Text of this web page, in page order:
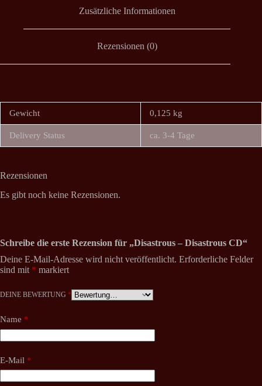
Zusätzliche Informationen
Rezensionen (0)
Gewicht 0,125 kg
Delivery Status ca. 3-4 Tage
Rezensionen
Es gibt noch keine Rezensionen.
Schreibe die erste Rezension für „Disastrous – Disastrous CD“
Deine E-Mail-Adresse wird nicht veröffentlicht. Erforderliche Felder
sind mit * markiert
DEINE BEWERTUNG *
Name *
E-Mail *